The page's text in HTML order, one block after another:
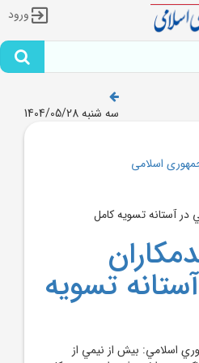
ورود
سه شنبه 1404/05/28
اسلامی
تسويه
اسلامي: بيش از نيمي از